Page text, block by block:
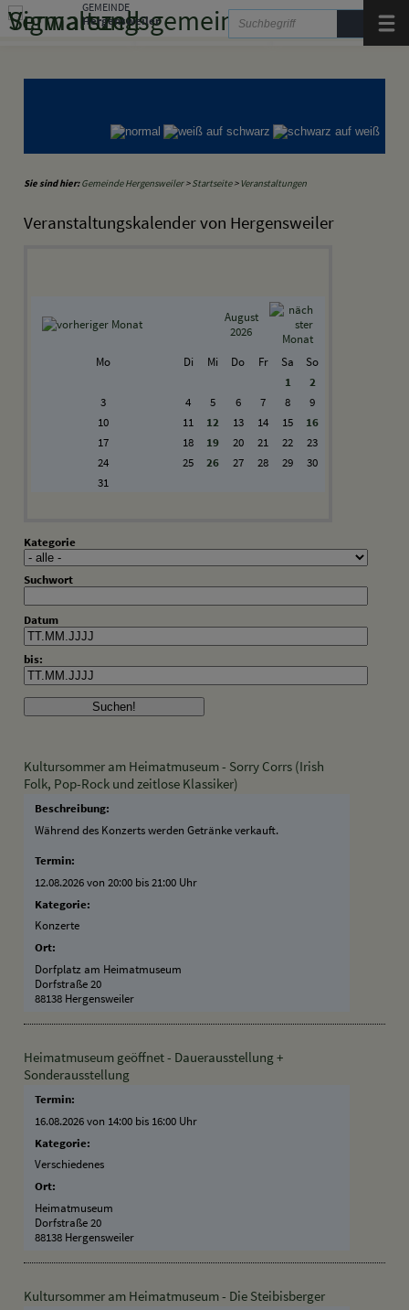
Zum Inhalt zur Navigation springen.
GEMEINDE
Hergensweiler
Gemeinde Hergensweiler Gemeinde Sigmarszell Gemeinde Weißensberg
Sie sind hier: Gemeinde Hergensweiler>Startseite> Veranstaltungen
Veranstaltungskalender von Hergensweiler
August
2026
Mo Di Mi Do Fr Sa
So
1
2
3
4 5 6 7 8
9
10
11 12 13 14 15
16
17
18 19 20 21 22
23
24
25 26 27 28 29
30
31
Kategorie
Suchwort
Datum
bis:
Kultursommer am Heimatmuseum - Sorry Corrs (Irish
Folk, Pop-Rock und zeitlose Klassiker)
Beschreibung:
Während des Konzerts werden Getränke verkauft.
Termin:
12.08.2026 von 20:00 bis 21:00 Uhr
Kategorie:
Konzerte
Ort:
Dorfplatz am Heimatmuseum
Dorfstraße 20
88138 Hergensweiler
Heimatmuseum geöffnet - Dauerausstellung +
Sonderausstellung
Termin:
16.08.2026 von 14:00 bis 16:00 Uhr
Kategorie:
Verschiedenes
Ort:
Heimatmuseum
Dorfstraße 20
88138 Hergensweiler
Kultursommer am Heimatmuseum - Die Steibisberger